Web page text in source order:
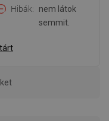
Hibák
nem látok
semmit.